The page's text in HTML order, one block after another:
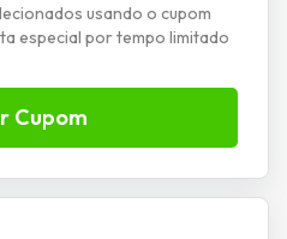
usando o cupom
especial por tempo limitado
Cupom